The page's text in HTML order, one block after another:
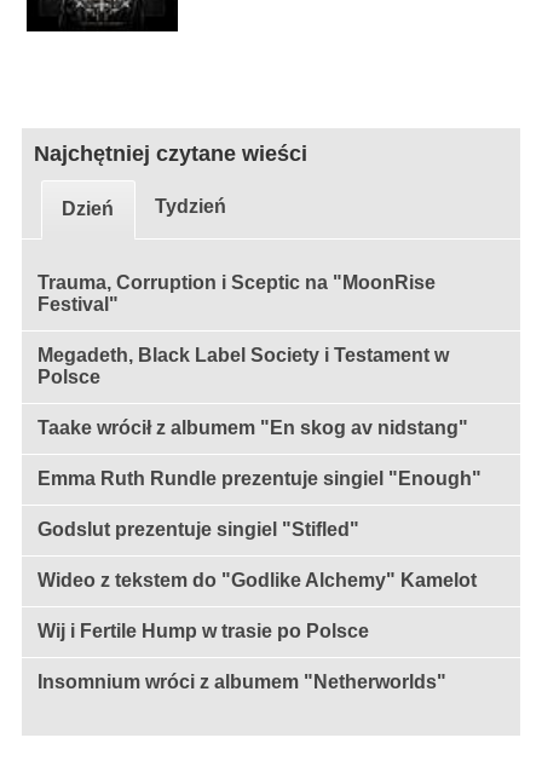
Najchętniej czytane wieści
Dzień Tydzień
Trauma, Corruption i Sceptic na "MoonRise
Festival"
Megadeth, Black Label Society i Testament w
Polsce
Taake wrócił z albumem "En skog av nidstang"
Emma Ruth Rundle prezentuje singiel "Enough"
Godslut prezentuje singiel "Stifled"
Wideo z tekstem do "Godlike Alchemy" Kamelot
Wij i Fertile Hump w trasie po Polsce
Insomnium wróci z albumem "Netherworlds"